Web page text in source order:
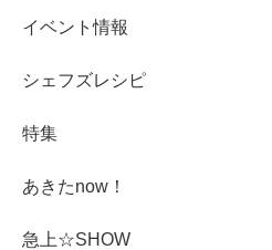
イベント情報
シェフズレシピ
特集
あきたnow！
急上☆SHOW